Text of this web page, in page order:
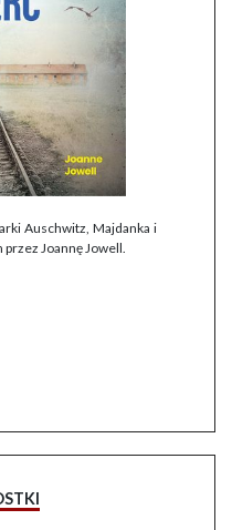
Auschwitz, Majdanka i
Joannę Jowell.